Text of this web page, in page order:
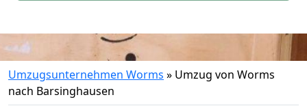
Umzugsunternehmen Worms » Umzug von Worms
nach Barsinghausen